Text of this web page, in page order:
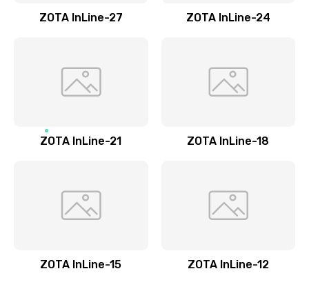
ZOTA InLine-27 ZOTA InLine-24
ZOTA InLine-21 ZOTA InLine-18
ZOTA InLine-15 ZOTA InLine-12